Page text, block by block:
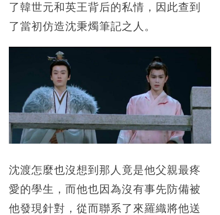
了韓世元和英王背后的私情，因此查到
了當初仿造沈秉燭筆記之人。
沈渡怎麼也沒想到那人竟是他父親最疼
愛的學生，而他也因為沒有事先防備被
他發現針對，從而聯系了來羅織將他送